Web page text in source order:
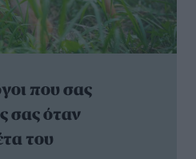
που σας
σας όταν
του